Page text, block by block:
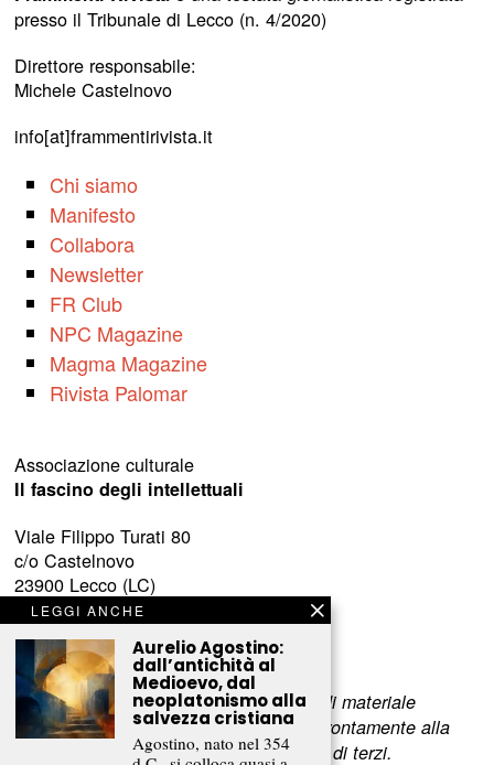
presso il Tribunale di Lecco (n. 4/2020)
Direttore responsabile:
Michele Castelnovo
info[at]frammentirivista.it
Chi siamo
Manifesto
Collabora
Newsletter
FR Club
NPC Magazine
Magma Magazine
Rivista Palomar
Associazione culturale
Il fascino degli intellettuali
Viale Filippo Turati 80
c/o Castelnovo
23900 Lecco (LC)
www.fascinointellettuali.it
info[at]fascinointellettuali.it
Per segnalare eventuali errori nell’uso di materiale
riservato,scriveteci e provvederemo prontamente alla
rimozione del materiale lesivo dei diritti di terzi.
LEGGI ANCHE
Aurelio Agostino:
dall’antichità al
Medioevo, dal
neoplatonismo alla
salvezza cristiana
Agostino, nato nel 354